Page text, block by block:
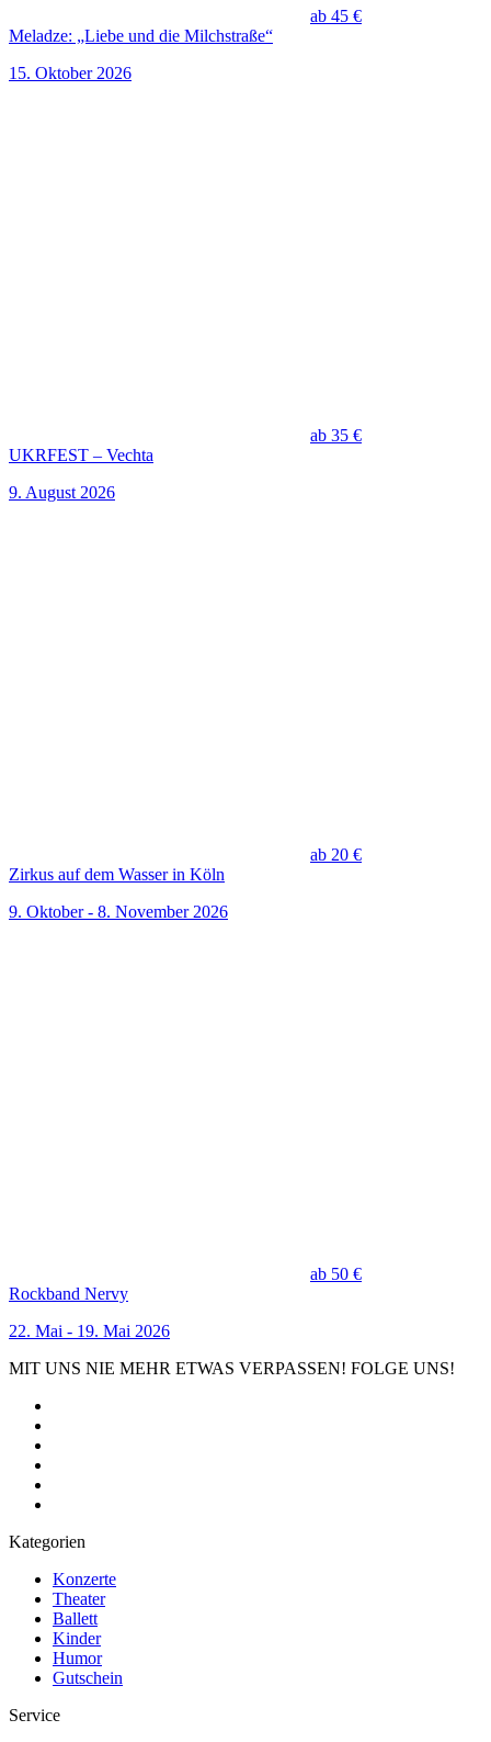
ab 45 €
Meladze: „Liebe und die Milchstraße“
15. Oktober 2026
ab 35 €
UKRFEST – Vechta
9. August 2026
ab 20 €
Zirkus auf dem Wasser in Köln
9. Oktober - 8. November 2026
ab 50 €
Rockband Nervy
22. Mai - 19. Mai 2026
MIT UNS NIE MEHR ETWAS VERPASSEN! FOLGE UNS!
Kategorien
Konzerte
Theater
Ballett
Kinder
Humor
Gutschein
Service